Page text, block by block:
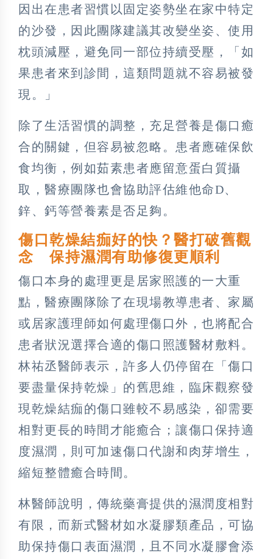
因出在患者習慣以固定姿勢坐在家中特定
的沙發，因此團隊建議其改變坐姿、使用
枕頭減壓，避免同一部位持續受壓，「如
果患者來到診間，這類問題就不容易被發
現。」
除了生活習慣的調整，充足營養是傷口癒
合的關鍵，但容易被忽略。患者應確保飲
食均衡，例如茹素患者應留意蛋白質攝
取，醫療團隊也會協助評估維他命D、
鋅、鈣等營養素是否足夠。
傷口乾燥結痂好的快？醫打破舊觀
念 保持濕潤有助修復更順利
傷口本身的處理更是居家照護的一大重
點，醫療團隊除了在現場教導患者、家屬
或居家護理師如何處理傷口外，也將配合
患者狀況選擇合適的傷口照護醫材敷料。
林祐丞醫師表示，許多人仍停留在「傷口
要盡量保持乾燥」的舊思維，臨床觀察發
現乾燥結痂的傷口雖較不易感染，卻需要
相對更長的時間才能癒合；讓傷口保持適
度濕潤，則可加速傷口代謝和肉芽增生，
縮短整體癒合時間。
林醫師說明，傳統藥膏提供的濕潤度相對
有限，而新式醫材如水凝膠類產品，可協
助保持傷口表面濕潤，且不同水凝膠會添